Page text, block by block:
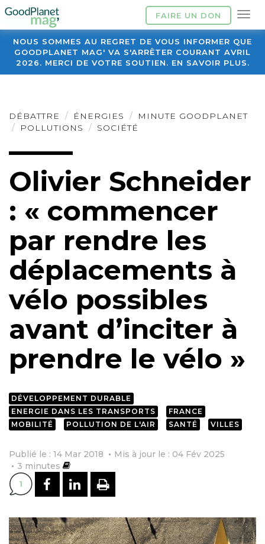
FAIRE UN DON
NOUS SOMMES AU REGRET DE VOUS INFORMER QUE
GOODPLANET MAG' VA S'ARRÊTER COURANT AVRIL
2026. MERCI DE VOTRE SOUTIEN. EN SAVOIR PLUS.
DÉBATTRE ÉNERGIES
MINUTE GOODPLANET
POLLUTIONS
SOCIÉTÉ
Olivier Schneider
: « commencer
par rendre les
déplacements à
vélo possibles
avant d’inciter à
prendre le vélo »
DÉVELOPPEMENT DURABLE
ENERGIE DANS LES TRANSPORTS
FRANCE
MOBILITÉ
POLLUTION DE L'AIR SANTÉ VILLES
Publié le : 14 Mar 2018
Mis à jour le : 04 Fév 2025
3 minutes
1 PARTAGER SUR FACEBOOK
PARTAGER SUR
IMPRIMER